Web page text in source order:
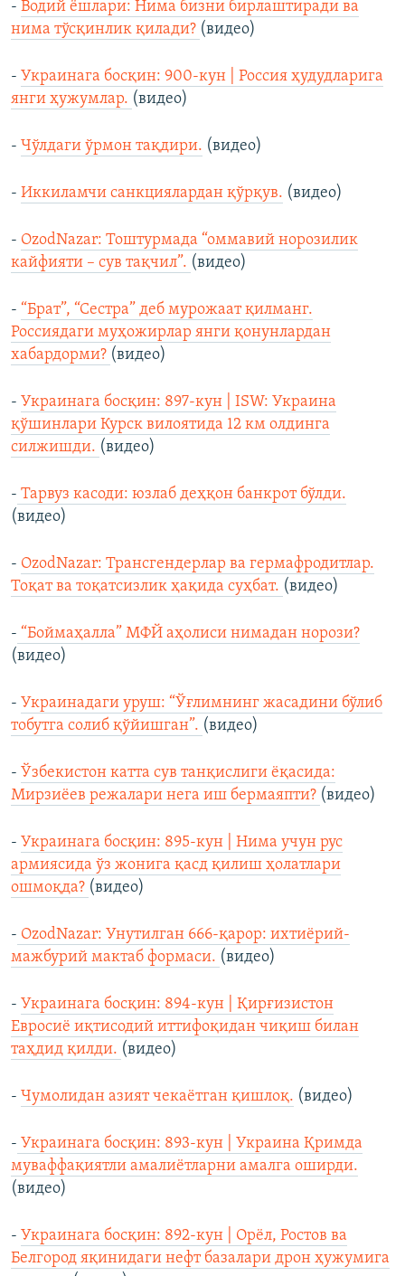
- Водий ёшлари: Нима бизни бирлаштиради ва
нима тўсқинлик қилади? (видео)
- Украинага босқин: 900-кун | Россия ҳудудларига
янги ҳужумлар. (видео)
- Чўлдаги ўрмон тақдири. (видео)
- Иккиламчи санкциялардан қўрқув. (видео)
- OzodNazar: Тоштурмада “оммавий норозилик
кайфияти – сув тақчил”. (видео)
- “Брат”, “Сестра” деб мурожаат қилманг.
Россиядаги муҳожирлар янги қонунлардан
хабардорми? (видео)
- Украинага босқин: 897-кун | ISW: Украина
қўшинлари Курск вилоятида 12 км олдинга
силжишди. (видео)
- Тарвуз касоди: юзлаб деҳқон банкрот бўлди.
(видео)
- OzodNazar: Трансгендерлар ва гермафродитлар.
Тоқат ва тоқатсизлик ҳақида суҳбат. (видео)
- “Боймаҳалла” МФЙ аҳолиси нимадан норози?
(видео)
- Украинадаги уруш: “Ўғлимнинг жасадини бўлиб
тобутга солиб қўйишган”. (видео)
- Ўзбекистон катта сув танқислиги ёқасида:
Мирзиёев режалари нега иш бермаяпти? (видео)
- Украинага босқин: 895-кун | Нима учун рус
армиясида ўз жонига қасд қилиш ҳолатлари
ошмоқда? (видео)
- OzodNazar: Унутилган 666-қарор: ихтиёрий-
мажбурий мактаб формаси. (видео)
- Украинага босқин: 894-кун | Қирғизистон
Евросиё иқтисодий иттифоқидан чиқиш билан
таҳдид қилди. (видео)
- Чумолидан азият чeкаётган қишлоқ. (видео)
- Украинага босқин: 893-кун | Украина Қримда
муваффақиятли амалиётларни амалга оширди.
(видео)
- Украинага босқин: 892-кун | Орёл, Ростов ва
Белгород яқинидаги нефт базалари дрон ҳужумига